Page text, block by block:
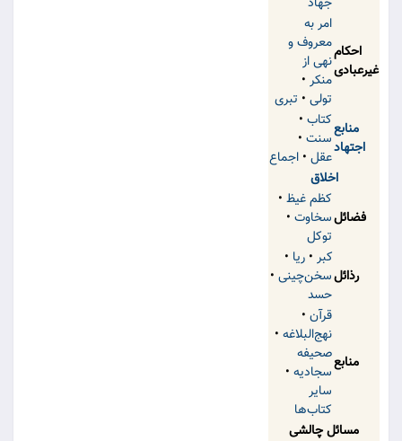
احکام
غیرعبادی
امر به
معروف و
نهی از
منکر •
تولی • تبری
منابع
اجتهاد
کتاب •
سنت •
عقل • اجماع
اخلاق
فضائل
کظم غیظ •
سخاوت •
توکل
رذائل
كبر • ریا •
سخن‌چینی •
حسد
منابع
قرآن •
نهج‌البلاغه •
صحیفه
سجادیه •
سایر
کتاب‌ها
مسائل چالشی